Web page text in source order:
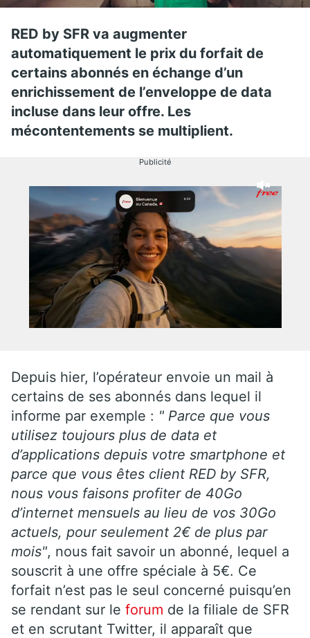
RED by SFR va augmenter
automatiquement le prix du forfait de
certains abonnés en échange d’un
enrichissement de l’enveloppe de data
incluse dans leur offre. Les
mécontentements se multiplient.
Publicité
Depuis hier, l’opérateur envoie un mail à
certains de ses abonnés dans lequel il
informe par exemple : " Parce que vous
utilisez toujours plus de data et
d’applications depuis votre smartphone et
parce que vous êtes client RED by SFR,
nous vous faisons profiter de 40Go
d’internet mensuels au lieu de vos 30Go
actuels, pour seulement 2€ de plus par
mois", nous fait savoir un abonné, lequel a
souscrit à une offre spéciale à 5€. Ce
forfait n’est pas le seul concerné puisqu’en
se rendant sur le forum de la filiale de SFR
et en scrutant Twitter, il apparaît que